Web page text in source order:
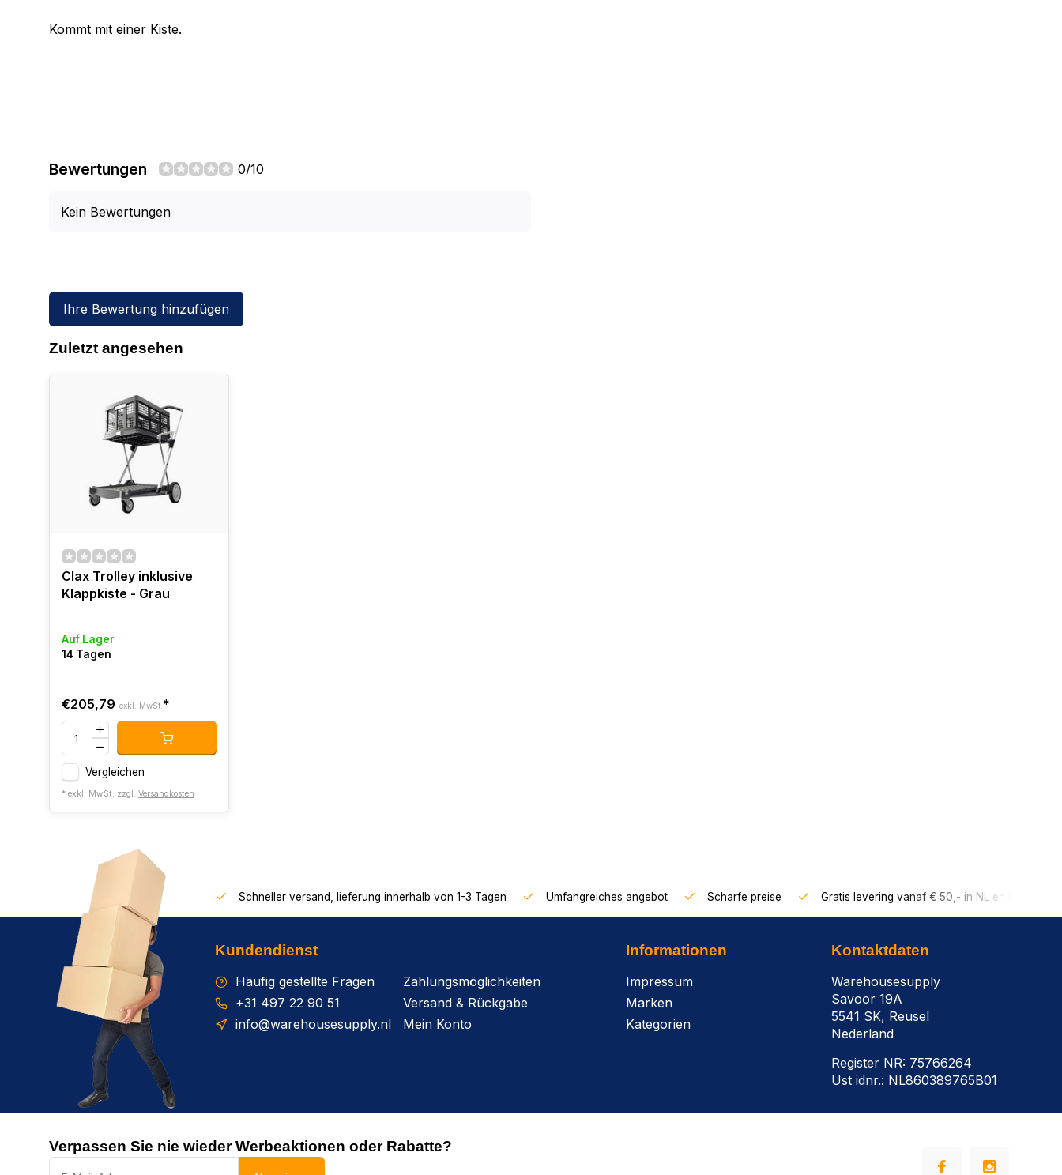
Kommt mit einer Kiste.
Bewertungen 0/10
Kein Bewertungen
Ihre Bewertung hinzufügen
Zuletzt angesehen
Clax Trolley inklusive
Klappkiste - Grau
Auf Lager
14 Tagen
€205,79 exkl. MwSt. *
Vergleichen
* exkl. MwSt. zzgl. Versandkosten
Schneller versand, lieferung innerhalb von 1-3 Tagen Umfangreiches angebot Scharfe preise Gratis levering vanaf € 50,- in NL en BE
Kundendienst
Häufig gestellte Fragen
+31 497 22 90 51
info@warehousesupply.nl
Zahlungsmöglichkeiten
Versand & Rückgabe
Mein Konto
Informationen
Impressum
Marken
Kategorien
Kontaktdaten
Warehousesupply
Savoor 19A
5541 SK, Reusel
Nederland
Register NR: 75766264
Ust idnr.: NL860389765B01
Verpassen Sie nie wieder Werbeaktionen oder Rabatte?